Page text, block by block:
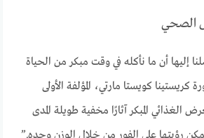
الصحي
إليها أن ما نأكله في وقت مبكر من الحياة
كويستا مارتي، المؤلفة الأولى
الغذائي المبكر آثارًا مخفية طويلة المدى